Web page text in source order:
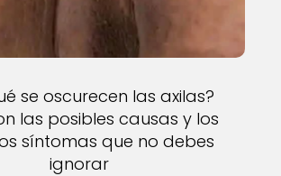
se oscurecen las axilas?
las posibles causas y los
síntomas que no debes
ignorar